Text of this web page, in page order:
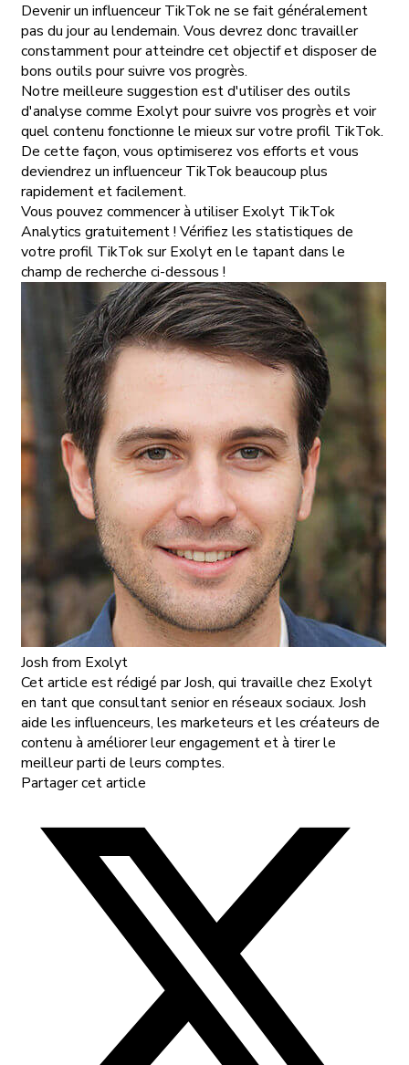
Devenir un influenceur TikTok ne se fait généralement
pas du jour au lendemain. Vous devrez donc travailler
constamment pour atteindre cet objectif et disposer de
bons outils pour suivre vos progrès.
Notre meilleure suggestion est d'utiliser des outils
d'analyse comme Exolyt pour suivre vos progrès et voir
quel contenu fonctionne le mieux sur votre profil TikTok.
De cette façon, vous optimiserez vos efforts et vous
deviendrez un influenceur TikTok beaucoup plus
rapidement et facilement.
Vous pouvez commencer à utiliser Exolyt TikTok
Analytics gratuitement ! Vérifiez les statistiques de
votre profil TikTok sur Exolyt en le tapant dans le
champ de recherche ci-dessous !
Josh from Exolyt
Cet article est rédigé par Josh, qui travaille chez Exolyt
en tant que consultant senior en réseaux sociaux. Josh
aide les influenceurs, les marketeurs et les créateurs de
contenu à améliorer leur engagement et à tirer le
meilleur parti de leurs comptes.
Partager cet article